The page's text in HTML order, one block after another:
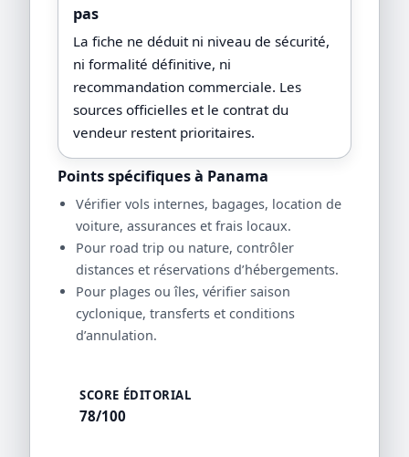
pas
La fiche ne déduit ni niveau de sécurité,
ni formalité définitive, ni
recommandation commerciale. Les
sources officielles et le contrat du
vendeur restent prioritaires.
Points spécifiques à Panama
Vérifier vols internes, bagages, location de
voiture, assurances et frais locaux.
Pour road trip ou nature, contrôler
distances et réservations d’hébergements.
Pour plages ou îles, vérifier saison
cyclonique, transferts et conditions
d’annulation.
SCORE ÉDITORIAL
78/100